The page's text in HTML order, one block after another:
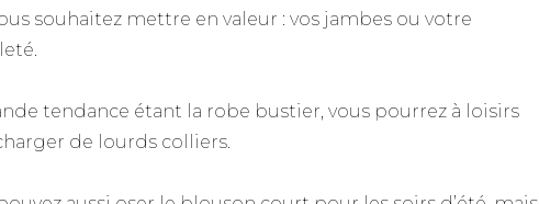
souhaitez mettre en valeur : vos jambes ou votre
tendance étant la robe bustier, vous pourrez à loisirs
de lourds colliers.